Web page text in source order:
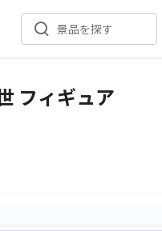
景品を探す
フィギュア